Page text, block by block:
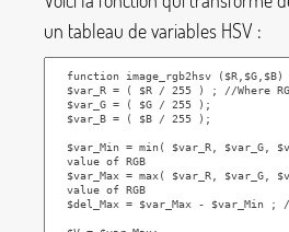
un tableau de variables HSV :